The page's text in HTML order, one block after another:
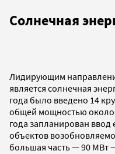
Солнечная
Лидирующим
является солнечная
года было введено 14
общей мощностью около
года запланирован
объектов
большая часть — 90 МВт